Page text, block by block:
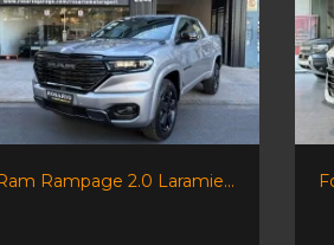
Rampage 2.0 Laramie...